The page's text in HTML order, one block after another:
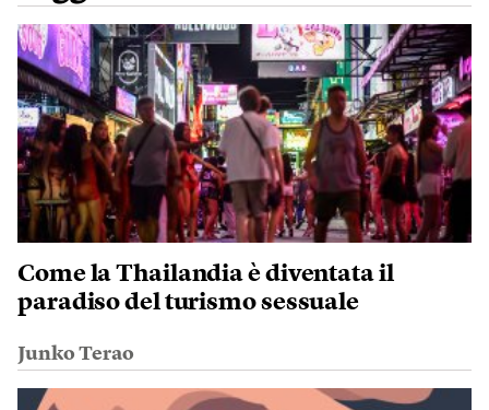
Come la Thailandia è diventata il
paradiso del turismo sessuale
Junko Terao